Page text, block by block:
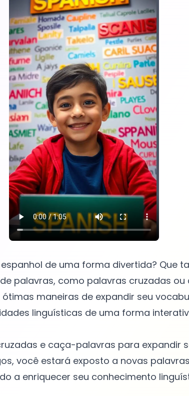
de uma forma divertida? Que
palavras, como palavras cruzadas
maneiras de expandir seu
linguísticas de uma forma
e caça-palavras para expandir
você estará exposto a novas
a enriquecer seu conhecimento